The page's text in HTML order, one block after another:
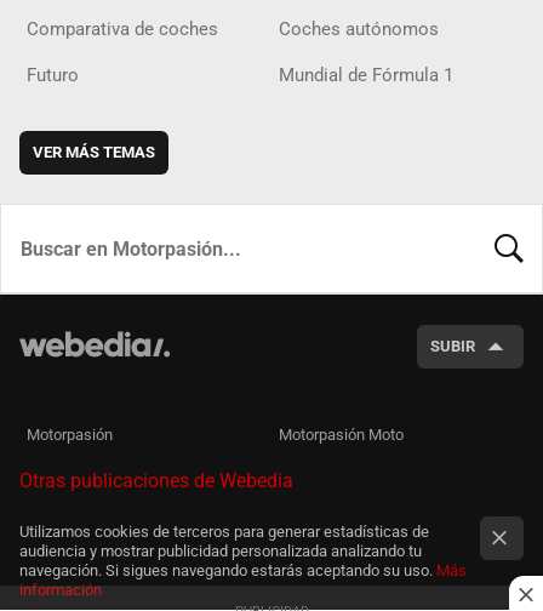
Comparativa de coches Coches autónomos
Futuro Mundial de Fórmula 1
VER MÁS TEMAS
SUBIR
Motorpasión Motorpasión Moto
Otras publicaciones de Webedia
Utilizamos cookies de terceros para generar estadísticas de
audiencia y mostrar publicidad personalizada analizando tu
navegación. Si sigues navegando estarás aceptando su uso. Más
información